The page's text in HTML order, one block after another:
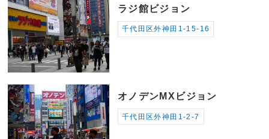
ラジ館ビジョン
千代田区外神田1-15-16
オノデンMXビジョン
千代田区外神田1-2-7